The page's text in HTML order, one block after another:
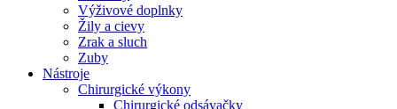
Výživové doplnky
Žily a cievy
Zrak a sluch
Zuby
Nástroje
Chirurgické výkony
Chirurgické odsávačky